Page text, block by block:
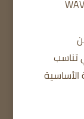
والصوت، بما في ذلك MP4 وMOV وAVI وWAV
تناسب
الأساسية